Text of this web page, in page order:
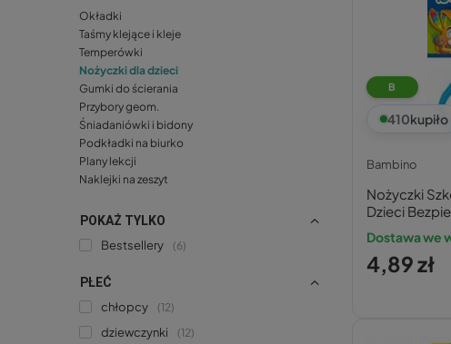
Okładki
Taśmy klejące i kleje
Temperówki
Nożyczki dla dzieci
Gumki do ścierania
Przybory geom.
Śniadaniówki i bidony
Podkładki na biurko
Plany lekcji
Naklejki na zeszyt
POKAŻ TYLKO
Bestsellery
6
PŁEĆ
chłopcy
12
dziewczynki 12
B
410kupiło
Bambino
Nożyczki
Dzieci
Dostawa we
4,89 zł